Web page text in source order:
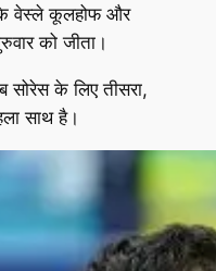
वेस्ले कूलहोफ और
को जीता।
के लिए तीसरा,
साथ है।